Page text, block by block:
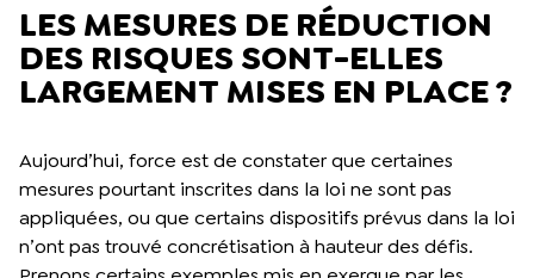
LES MESURES DE RÉDUCTION
DES RISQUES SONT-ELLES
LARGEMENT MISES EN PLACE ?
Aujourd’hui, force est de constater que certaines
mesures pourtant inscrites dans la loi ne sont pas
appliquées, ou que certains dispositifs prévus dans la loi
n’ont pas trouvé concrétisation à hauteur des défis.